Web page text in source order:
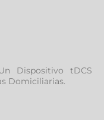
Dispositivo tDCS
Domiciliarias.